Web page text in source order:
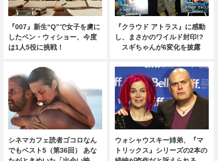
『007』新生“Q”で女子を虜に
したベン・ウィショー、今度
は1人5役に挑戦！
『クラウド アトラス』に感動
し、まさかのワイルド封印!?
スギちゃんが6変化を披露
シネマカフェ読者ゴコロなん
でもベスト5（第36回） あな
ウォシャウスキー姉弟、『マ
トリックス』シリーズの2本の